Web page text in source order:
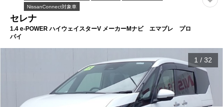
NissanConnect対象車
セレナ
1.4 e-POWER ハイウェイスターV メーカーMナビ エマブレ プロ
パイ
1 / 32